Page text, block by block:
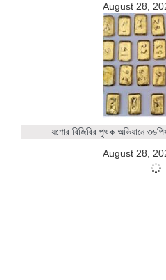
August 28,
যশোর বিজিবির পৃথক অভিযানে
August 28,